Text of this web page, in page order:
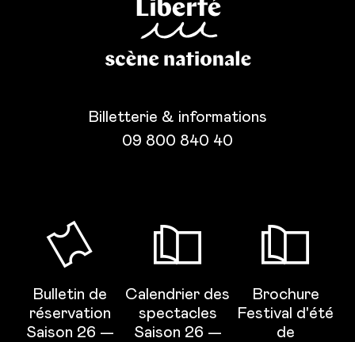
Billetterie & informations
09 800 840 40
Bulletin de
réservation
Saison 26 —
Calendrier des
spectacles
Saison 26 —
Brochure
Festival d'été
de